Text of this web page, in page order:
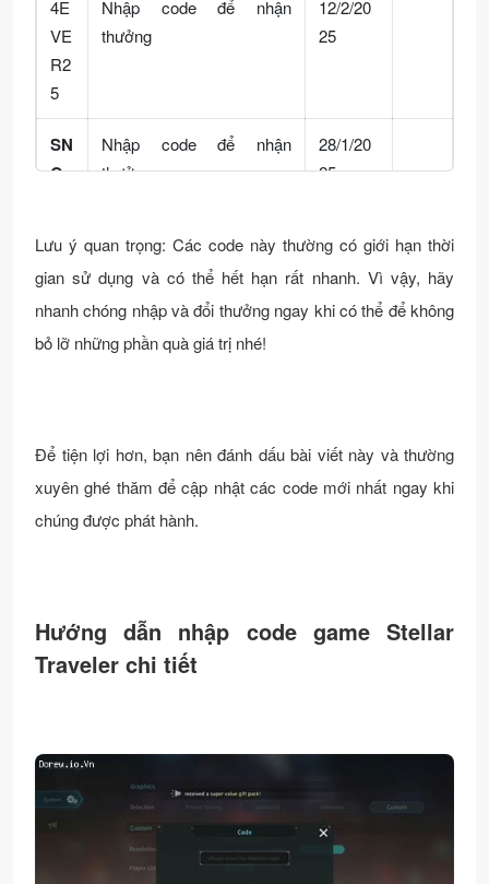
4E
VE
R2
5
Nhập code để nhận
thưởng
12/2/20
25
SN
O
Nhập code để nhận
thưởng
28/1/20
25
A7
B3
C9
Nhập code để nhận
thưởng
12/12/2
024
G1
W2
Nhập code để nhận
VI
Coin Collector-8h, Energy
VI
P8
88
Energy Collector-2h, và
500 Gems
2 x Coin Collector-2h, 200
Lưu ý quan trọng: Các code này thường có giới hạn thời
gian sử dụng và có thể hết hạn rất nhanh. Vì vậy, hãy
nhanh chóng nhập và đổi thưởng ngay khi có thể để không
bỏ lỡ những phần quà giá trị nhé!
Để tiện lợi hơn, bạn nên đánh dấu bài viết này và thường
xuyên ghé thăm để cập nhật các code mới nhất ngay khi
chúng được phát hành.
Hướng dẫn nhập code game Stellar
Traveler chi tiết